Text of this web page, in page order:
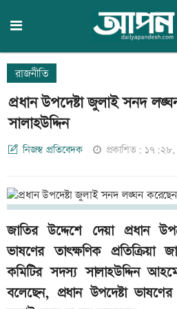
রাজনীতি
প্রধান উপদেষ্টা জুলাই সনদ
সালাহউদ্দিন
নিজস্ব প্রতিবেদক প্রকাশিত:
জাতির উদ্দেশে দেয়া প্রধান
ভাষণের তাৎক্ষণিক প্রতিক্রিয়া
কমিটির সদস্য সালাহউদ্দিন
বলেছেন, প্রধান উপদেষ্টা